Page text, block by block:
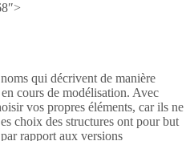
qui décrivent de manière
cours de modélisation. Avec
vos propres éléments, car ils ne
choix des structures ont pour but
rapport aux versions